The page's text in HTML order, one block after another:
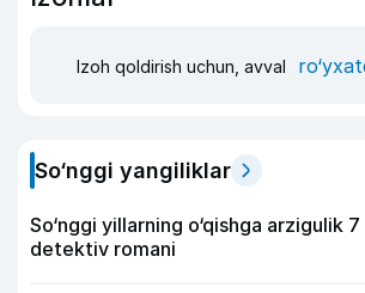
Izoh qoldirish uchun, avval
So‘nggi yangiliklar
So‘nggi yillarning o‘qishga arzigulik
detektiv romani